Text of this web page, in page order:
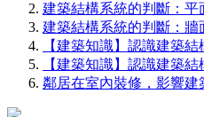
建築結構系統的判斷：平
建築結構系統的判斷：牆
【建築知識】認識建築
【建築知識】認識建築
鄰居在室內裝修，影響建